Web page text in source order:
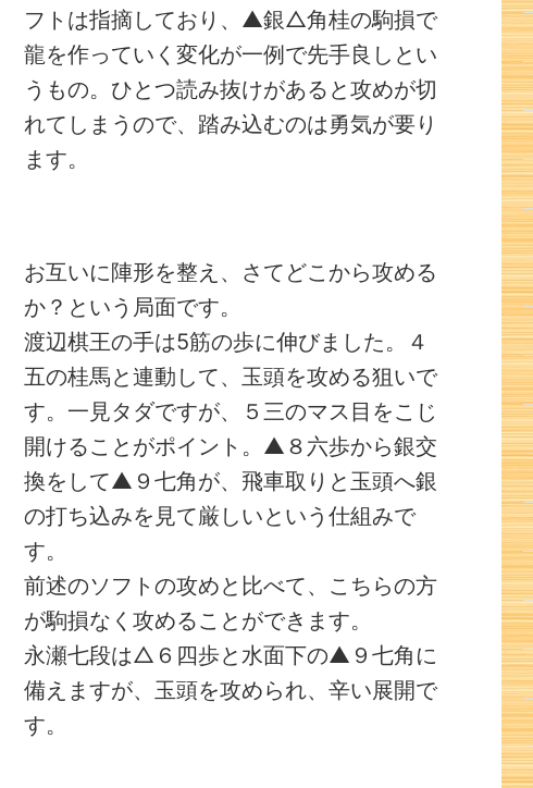
フトは指摘しており、▲銀△角桂の駒損で
龍を作っていく変化が一例で先手良しとい
うもの。ひとつ読み抜けがあると攻めが切
れてしまうので、踏み込むのは勇気が要り
ます。
お互いに陣形を整え、さてどこから攻める
か？という局面です。
渡辺棋王の手は5筋の歩に伸びました。４
五の桂馬と連動して、玉頭を攻める狙いで
す。一見タダですが、５三のマス目をこじ
開けることがポイント。▲８六歩から銀交
換をして▲９七角が、飛車取りと玉頭へ銀
の打ち込みを見て厳しいという仕組みで
す。
前述のソフトの攻めと比べて、こちらの方
が駒損なく攻めることができます。
永瀬七段は△６四歩と水面下の▲９七角に
備えますが、玉頭を攻められ、辛い展開で
す。